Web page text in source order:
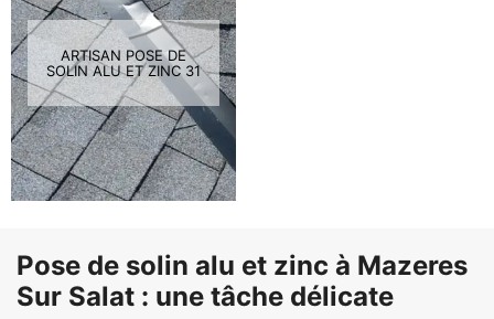
ARTISAN POSE DE
SOLIN ALU ET ZINC 31
Pose de solin alu et zinc à Mazeres
Sur Salat : une tâche délicate